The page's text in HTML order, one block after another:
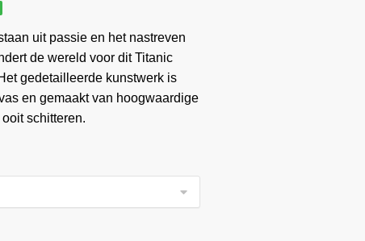
​​uit passie en het nastreven
de wereld voor dit Titanic
gedetailleerde kunstwerk is
en gemaakt van hoogwaardige
schitteren.